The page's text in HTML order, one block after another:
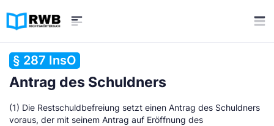
§ 287 InsO
Antrag des Schuldners
(1) Die Restschuldbefreiung setzt einen Antrag des Schuldners
voraus, der mit seinem Antrag auf Eröffnung des